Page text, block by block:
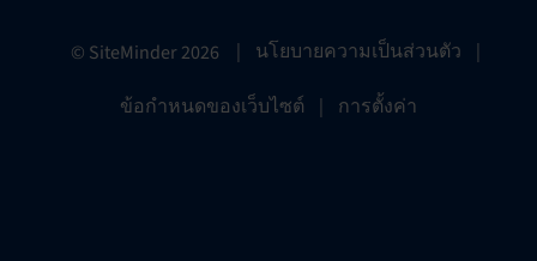
© SiteMinder2026 | นโยบายความเป็นส่วนตัว |
ข้อกำหนดของเว็บไซต์ | การตั้งค่า